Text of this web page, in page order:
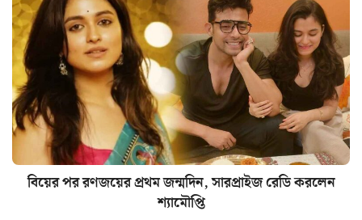
বিয়ের পর রণজয়ের প্রথম জন্মদিন, সারপ্রাইজ রেডি করলেন
শ্যামৌপ্তি